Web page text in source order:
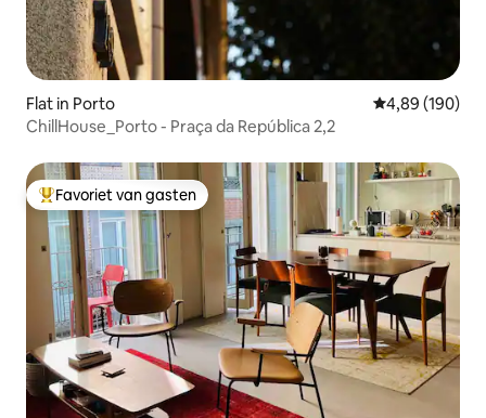
Flat in Porto Gemiddelde
4,89 (190)
ChillHouse_Porto - Praça da República 2,2
Topfavoriet van gasten
Favoriet van gasten